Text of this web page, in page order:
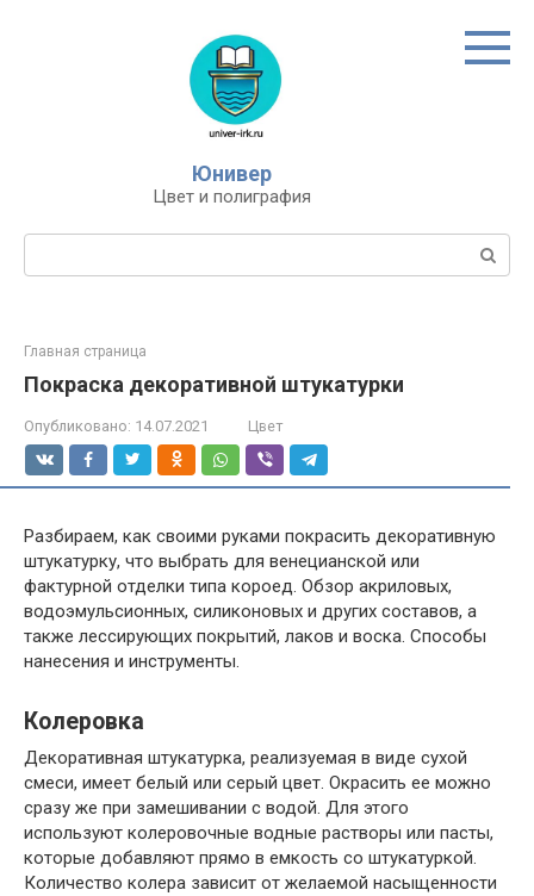
Юнивер
Цвет и полиграфия
Главная страница
Покраска декоративной штукатурки
Опубликовано: 14.07.2021 Цвет
Разбираем, как своими руками покрасить декоративную
штукатурку, что выбрать для венецианской или
фактурной отделки типа короед. Обзор акриловых,
водоэмульсионных, силиконовых и других составов, а
также лессирующих покрытий, лаков и воска. Способы
нанесения и инструменты.
Колеровка
Декоративная штукатурка, реализуемая в виде сухой
смеси, имеет белый или серый цвет. Окрасить ее можно
сразу же при замешивании с водой. Для этого
используют колеровочные водные растворы или пасты,
которые добавляют прямо в емкость со штукатуркой.
Количество колера зависит от желаемой насыщенности